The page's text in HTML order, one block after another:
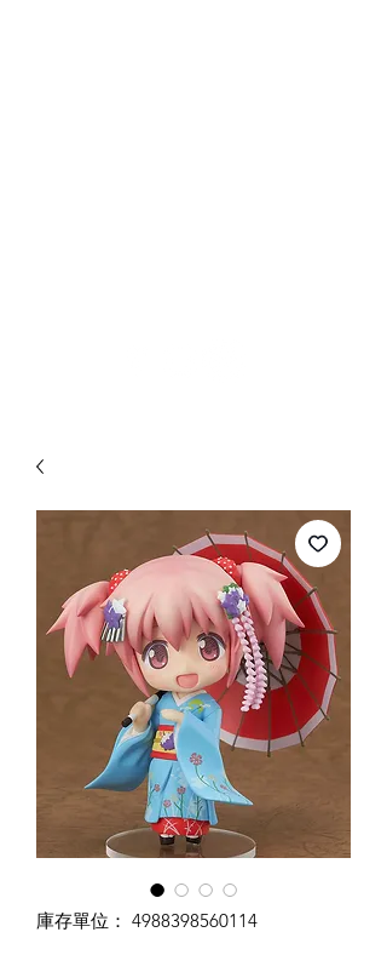
WECHAT 微信諮詢
庫存單位： 4988398560114